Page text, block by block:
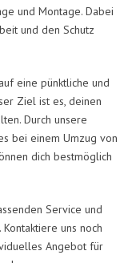
und Montage. Dabei
und den Schutz
eine pünktliche und
Ziel ist es, deinen
Durch unsere
bei einem Umzug von
dich bestmöglich
Service und
uns noch
Angebot für